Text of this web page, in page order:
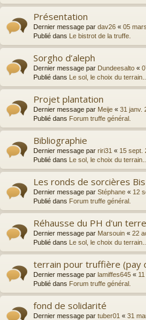
Présentation
Dernier message par dav26 « 05
Publié dans
Le bistrot de la truffe.
Sorgho d’aleph
Dernier message par Dundeesalto «
Publié dans
Le sol, le choix du terrain...
Projet plantation
Dernier message par Meije « 31 janv.
Publié dans Forum truffe général.
Bibliographie
Dernier message par riri31 « 15 sept.
Publié dans
Le sol, le choix du terrain...
Les ronds de sorcières
Dernier message par Stéphane « 12
Publié dans Forum truffe général.
Réhausse du PH d'un
Dernier message par Marsouin « 22
Publié dans
Le sol, le choix du terrain...
terrain pour truffière (pay
Dernier message par lamiffes645 «
Publié dans Forum truffe général.
fond de solidarité
Dernier message par tuber01 « 31